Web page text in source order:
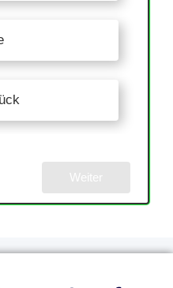
Weiter